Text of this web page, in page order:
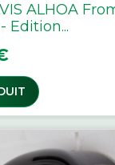
ALHOA
Edition...